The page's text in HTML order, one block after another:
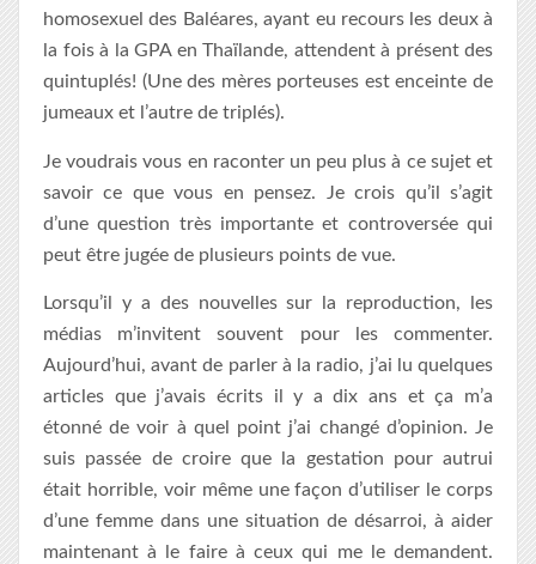
homosexuel des Baléares, ayant eu recours les deux à
la fois à la GPA en Thaïlande, attendent à présent des
quintuplés! (Une des mères porteuses est enceinte de
jumeaux et l’autre de triplés).
Je voudrais vous en raconter un peu plus à ce sujet et
savoir ce que vous en pensez. Je crois qu’il s’agit
d’une question très importante et controversée qui
peut être jugée de plusieurs points de vue.
Lorsqu’il y a des nouvelles sur la reproduction, les
médias m’invitent souvent pour les commenter.
Aujourd’hui, avant de parler à la radio, j’ai lu quelques
articles que j’avais écrits il y a dix ans et ça m’a
étonné de voir à quel point j’ai changé d’opinion. Je
suis passée de croire que la gestation pour autrui
était horrible, voir même une façon d’utiliser le corps
d’une femme dans une situation de désarroi, à aider
maintenant à le faire à ceux qui me le demandent.